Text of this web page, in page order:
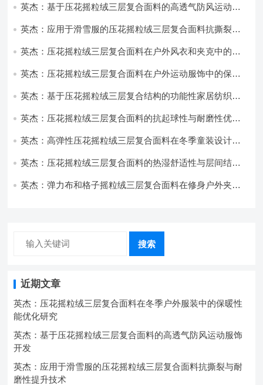
英杰：基于压花摇粒绒三层复合面料的高透气防风运动服
英杰：应用于滑雪服的压花摇粒绒三层复合面料抗撕裂与
英杰：压花摇粒绒三层复合面料在户外风衣和夹克中的应
英杰：压花摇粒绒三层复合面料在户外运动服饰中的保暖
英杰：基于压花摇粒绒三层复合结构的功能性家居纺织品
英杰：压花摇粒绒三层复合面料的抗起球性与耐磨性优化
英杰：高弹性压花摇粒绒三层复合面料在冬季童装设计中
英杰：压花摇粒绒三层复合面料的热湿舒适性与层间结合
英杰：弹力布和格子摇粒绒三层复合面料在修身户外夹克
搜索
近期文章
英杰：压花摇粒绒三层复合面料在冬季户外服装中的保暖性
能优化研究
英杰：基于压花摇粒绒三层复合面料的高透气防风运动服饰
开发
英杰：应用于滑雪服的压花摇粒绒三层复合面料抗撕裂与耐
磨性提升技术